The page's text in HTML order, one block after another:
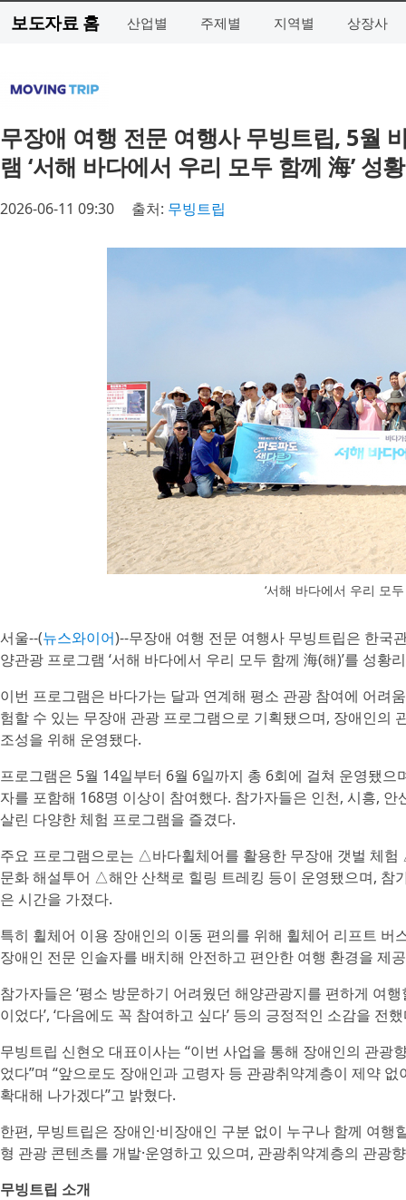
보도자료 홈 산업별 주제별 지역별 상장사
무장애 여행 전문 여행사 무빙트립, 5월
램 ‘서해 바다에서 우리 모두 함께 海’ 성
2026-06-11 09:30 출처: 무빙트립
‘서해 바다에서 우리 모
서울--(뉴스와이어)--무장애 여행 전문 여행사 무빙트립은 한국
양관광 프로그램 ‘서해 바다에서 우리 모두 함께 海(해)’를 성황
이번 프로그램은 바다가는 달과 연계해 평소 관광 참여에 어려
험할 수 있는 무장애 관광 프로그램으로 기획됐으며, 장애인의
조성을 위해 운영됐다.
프로그램은 5월 14일부터 6월 6일까지 총 6회에 걸쳐 운영됐
자를 포함해 168명 이상이 참여했다. 참가자들은 인천, 시흥,
살린 다양한 체험 프로그램을 즐겼다.
주요 프로그램으로는 △바다휠체어를 활용한 무장애 갯벌 체
문화 해설투어 △해안 산책로 힐링 트레킹 등이 운영됐으며, 참
은 시간을 가졌다.
특히 휠체어 이용 장애인의 이동 편의를 위해 휠체어 리프트
장애인 전문 인솔자를 배치해 안전하고 편안한 여행 환경을 제
참가자들은 ‘평소 방문하기 어려웠던 해양관광지를 편하게 여
이었다’, ‘다음에도 꼭 참여하고 싶다’ 등의 긍정적인 소감을 전
무빙트립 신현오 대표이사는 “이번 사업을 통해 장애인의 관
었다”며 “앞으로도 장애인과 고령자 등 관광취약계층이 제약
확대해 나가겠다”고 밝혔다.
한편, 무빙트립은 장애인·비장애인 구분 없이 누구나 함께 여
형 관광 콘텐츠를 개발·운영하고 있으며, 관광취약계층의 관광
무빙트립 소개